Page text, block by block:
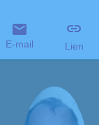
E-mail Lien